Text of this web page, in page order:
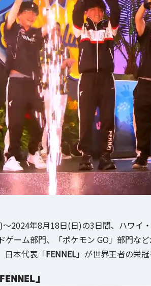
2024年8月18日(日)の3日間、ハワイ
ゲーム部門、「ポケモン GO」部門な
日本代表「FENNEL」が世界王者の栄冠
」